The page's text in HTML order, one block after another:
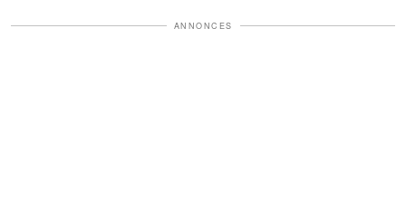
ANNONCES